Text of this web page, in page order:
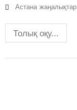
Астана жаңалықтар
Толық оқу...